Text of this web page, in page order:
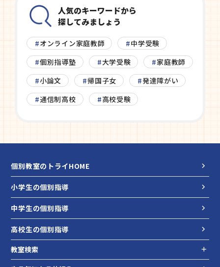
人気のキーワードから
探してみましょう
オンライン家庭教師
中学受験
個別指導塾
大学受験
家庭教師
小論文
帰国子女
発達障がい
通信制高校
高校受験
個別教室のトライHOME
小学生の個別指導
中学生の個別指導
高校生の個別指導
教室検索